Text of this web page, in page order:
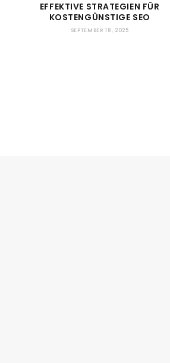
EFFEKTIVE STRATEGIEN FÜR
KOSTENGÜNSTIGE SEO
SEPTEMBER 18, 2025